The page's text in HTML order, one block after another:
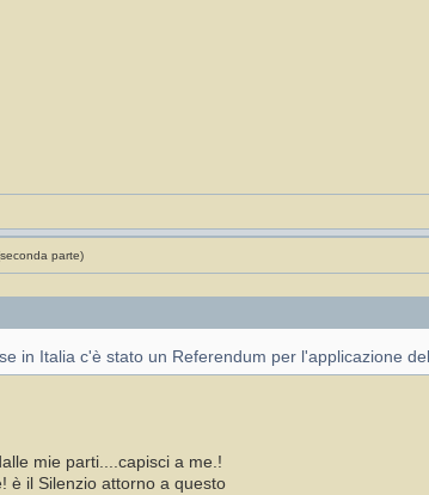
parte)
in Italia c'è stato un Referendum per l'applicazione
mie parti....capisci a me.!
è il Silenzio attorno a questo